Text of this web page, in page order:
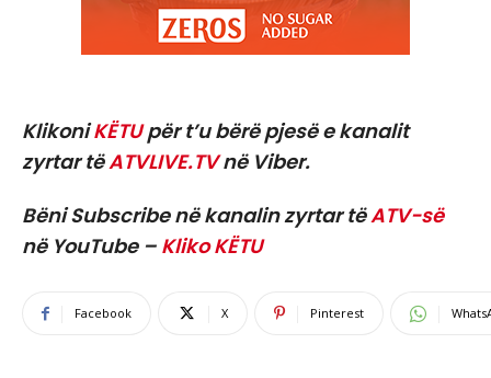
KlikoniKËTUpër t’u bërë pjesë e kanalit
zyrtar tëATVLIVE.TVnë Viber.
Bëni Subscribe në kanalin zyrtar tëATV-së
në YouTube – Kliko KËTU
Facebook X Pinterest